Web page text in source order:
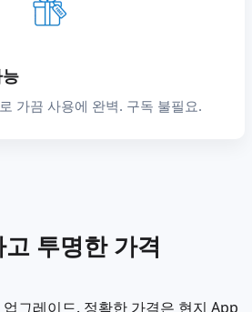
가끔 사용에 완벽. 구독 불필요.
고 투명한 가격
그레이드. 정확한 가격은 현지 App